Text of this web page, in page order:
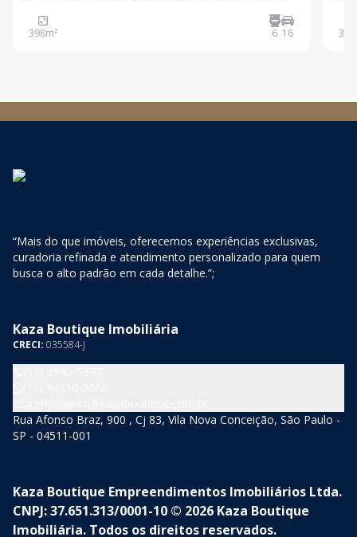
natural 6 banheiros distribuídos para operação
corporativa eficiente Estrutura adequada para escrit
398m² 6 16 359
“Mais do que imóveis, oferecemos experiências exclusivas,
curadoria refinada e atendimento personalizado para quem
busca o alto padrão em cada detalhe.”;
Kaza Boutique Imobiliária
CRECI: 035584-J
Rua Afonso Braz, 900 , Cj 83, Vila Nova Conceição, São Paulo -
SP - 04511-001
Kaza Boutique Empreendimentos Imobiliários Ltda.
CNPJ: 37.651.313/0001-10 © 2026 Kaza Boutique
Imobiliária. Todos os direitos reservados.